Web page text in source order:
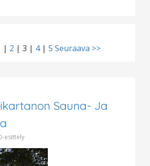
| 2 | 3 | 4| 5 Seuraava >>
Sauna- Ja
esittely